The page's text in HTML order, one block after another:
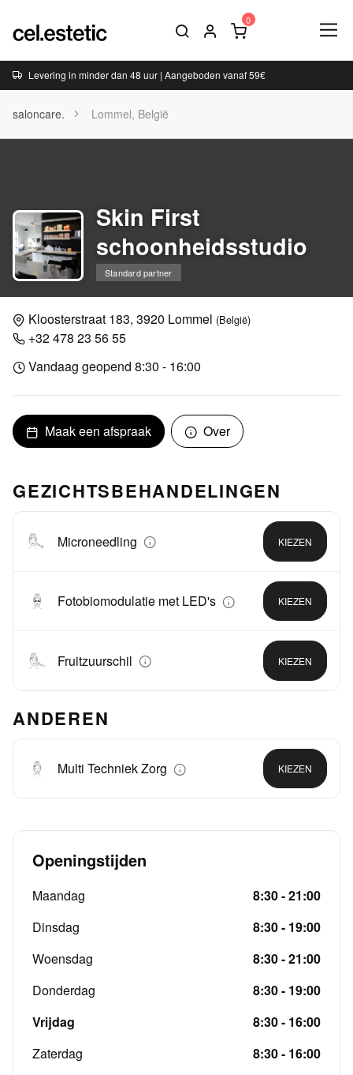
Levering in minder dan 48 uur | Aangeboden vanaf 59€
saloncare. Lommel, België
Skin First
schoonheidsstudio
Standard partner
Kloosterstraat 183, 3920 Lommel (België)
+32 478 23 56 55
Vandaag geopend 8:30 - 16:00
Maak een afspraak Over
GEZICHTSBEHANDELINGEN
Microneedling KIEZEN
Fotobiomodulatie met LED's KIEZEN
Fruitzuurschil KIEZEN
ANDEREN
Multi Techniek Zorg KIEZEN
Openingstijden
Maandag
8:30 - 21:00
Dinsdag
8:30 - 19:00
Woensdag
8:30 - 21:00
Donderdag
8:30 - 19:00
Vrijdag
8:30 - 16:00
Zaterdag
8:30 - 16:00